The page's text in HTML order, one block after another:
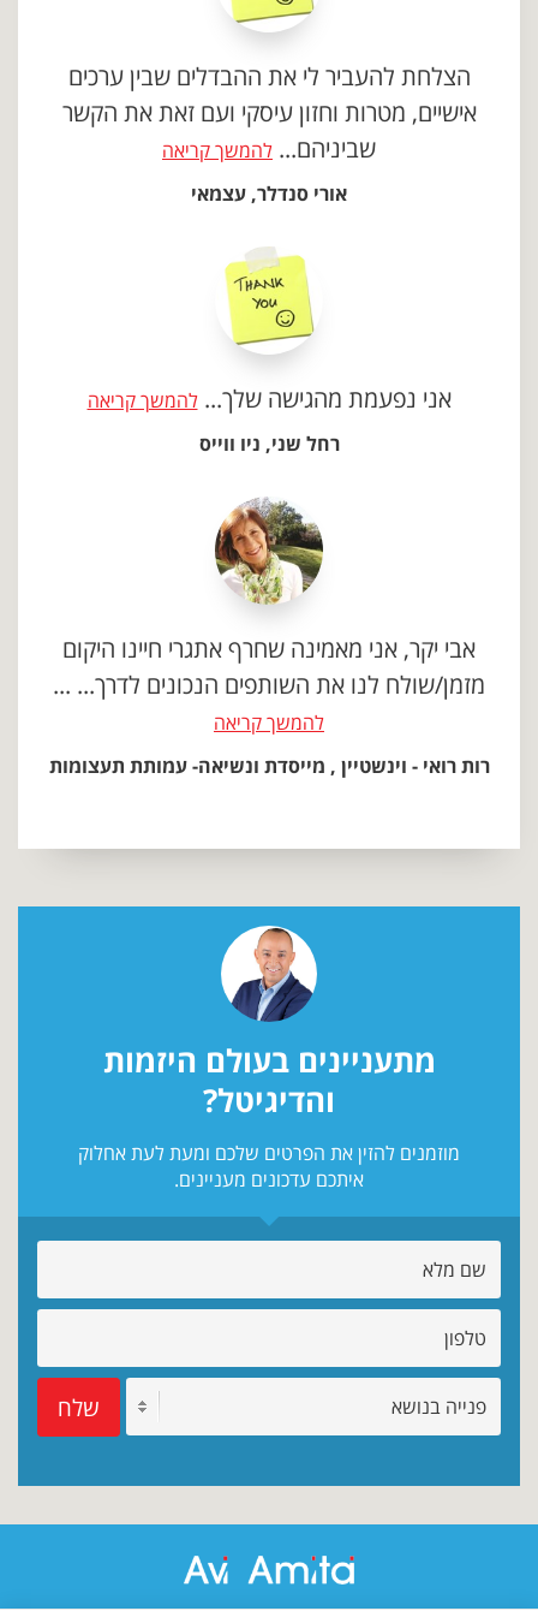
הצלחת להעביר לי את ההבדלים שבין ערכים
אישיים, מטרות וחזון עיסקי ועם זאת את הקשר
שביניהם... להמשך קריאה
אורי סנדלר, עצמאי
אני נפעמת מהגישה שלך...להמשך קריאה
רחל שני, ניו ווייס
אבי יקר, אני מאמינה שחרף אתגרי חיינו היקום
מזמן/שולח לנו את השותפים הנכונים לדרך... ...
להמשך קריאה
רות רואי - וינשטיין , מייסדת ונשיאה- עמותת תעצומות
מתעניינים בעולם היזמות
והדיגיטל?
מוזמנים להזין את הפרטים שלכם ומעת לעת אחלוק
איתכם עדכונים מעניינים.
שלח